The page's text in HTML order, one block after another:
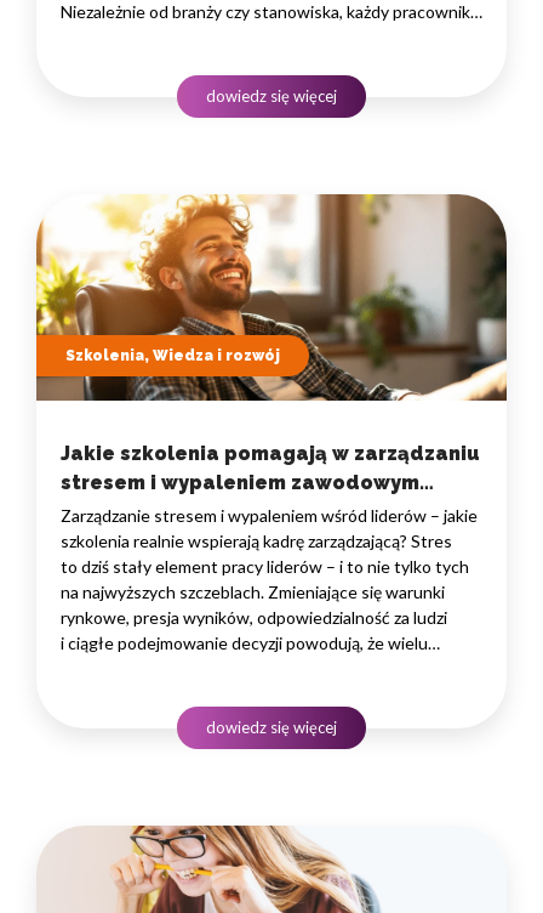
Niezależnie od branży czy stanowiska, każdy pracownik
częściej menedżerowie i pracownicy zadają sobie
pytania: jak radzić sobie…
dowiedz się więcej
Szkolenia, Wiedza i rozwój
Jakie szkolenia pomagają w zarządzaniu
stresem i wypaleniem zawodowym
wśród liderów?
Zarządzanie stresem i wypaleniem wśród liderów – jakie
szkolenia realnie wspierają kadrę zarządzającą? Stres
to dziś stały element pracy liderów – i to nie tylko tych
na najwyższych szczeblach. Zmieniające się warunki
rynkowe, presja wyników, odpowiedzialność za ludzi
i ciągłe podejmowanie decyzji powodują, że wielu
napięcia w zespole czy całkowite wypalenie. Zjawisko
dowiedz się więcej